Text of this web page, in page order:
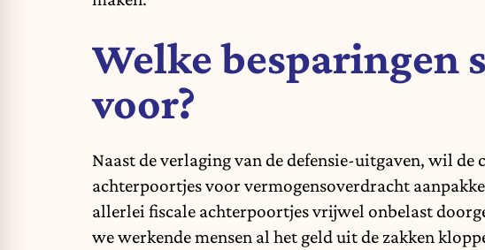
Welke besparingen
voor?
Naast de verlaging van de defensie-uitgaven, wil
achterpoortjes voor vermogensoverdracht
allerlei fiscale achterpoortjes vrijwel onbelast
we werkende mensen al het geld uit de zakken